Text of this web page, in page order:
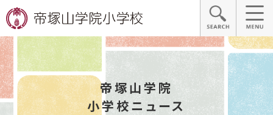
帝塚山学院
小学校ニュース